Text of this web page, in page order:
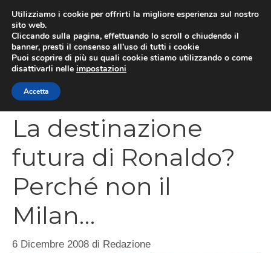
contenuto
La destinazione
futura di Ronaldo?
Perché non il
Milan…
6 Dicembre 2008 di Redazione
Utilizziamo i cookie per offrirti la migliore esperienza sul nostro
sito web.
Cliccando sulla pagina, effettuando lo scroll o chiudendo il
banner, presti il consenso all’uso di tutti i cookie
Puoi scoprire di più su quali cookie stiamo utilizzando o come
disattivarli nelle impostazioni
Accetta